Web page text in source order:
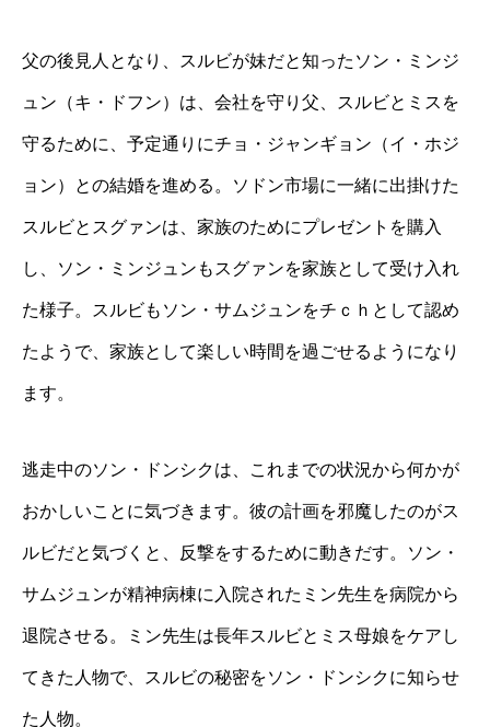
父の後見人となり、スルビが妹だと知ったソン・ミンジ
ュン（キ・ドフン）は、会社を守り父、スルビとミスを
守るために、予定通りにチョ・ジャンギョン（イ・ホジ
ョン）との結婚を進める。ソドン市場に一緒に出掛けた
スルビとスグァンは、家族のためにプレゼントを購入
し、ソン・ミンジュンもスグァンを家族として受け入れ
た様子。スルビもソン・サムジュンをチｃｈとして認め
たようで、家族として楽しい時間を過ごせるようになり
ます。
逃走中のソン・ドンシクは、これまでの状況から何かが
おかしいことに気づきます。彼の計画を邪魔したのがス
ルビだと気づくと、反撃をするために動きだす。ソン・
サムジュンが精神病棟に入院されたミン先生を病院から
退院させる。ミン先生は長年スルビとミス母娘をケアし
てきた人物で、スルビの秘密をソン・ドンシクに知らせ
た人物。